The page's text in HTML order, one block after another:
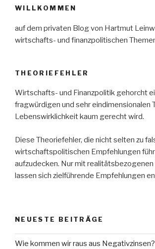
WILLKOMMEN
auf dem privaten Blog von Hartmut
wirtschafts- und finanzpolitischen
THEORIEFEHLER
Wirtschafts- und Finanzpolitik gehorcht
fragwürdigen und sehr eindimensionalen
Lebenswirklichkeit kaum gerecht wird.
Diese Theoriefehler, die nicht selten zu
wirtschaftspolitischen Empfehlungen
aufzudecken. Nur mit realitätsbezogenen
lassen sich zielführende Empfehlungen
NEUESTE BEITRÄGE
Wie kommen wir raus aus Negativzinsen?